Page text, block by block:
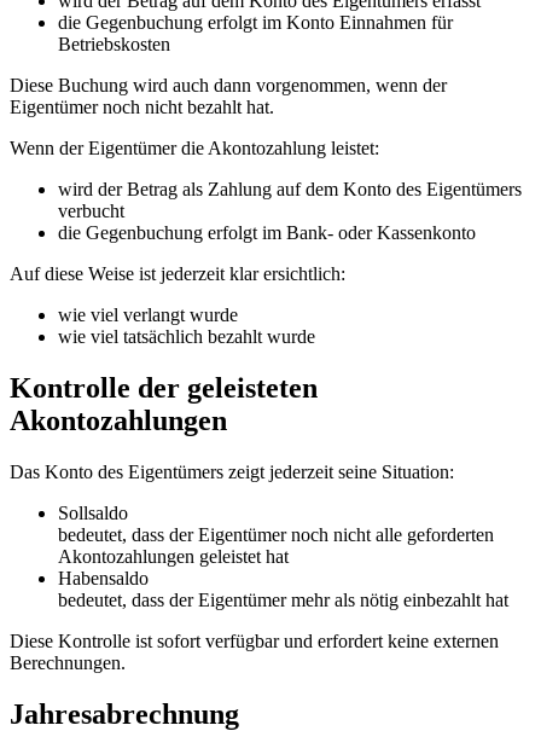
die Gegenbuchung erfolgt im Konto Einnahmen für
Betriebskosten
Diese Buchung wird auch dann vorgenommen, wenn der
Eigentümer noch nicht bezahlt hat.
Wenn der Eigentümer die Akontozahlung leistet:
wird der Betrag als Zahlung auf dem Konto des Eigentümers
verbucht
die Gegenbuchung erfolgt im Bank- oder Kassenkonto
Auf diese Weise ist jederzeit klar ersichtlich:
wie viel verlangt wurde
wie viel tatsächlich bezahlt wurde
Kontrolle der geleisteten
Akontozahlungen
Das Konto des Eigentümers zeigt jederzeit seine Situation:
Sollsaldo
bedeutet, dass der Eigentümer noch nicht alle geforderten
Akontozahlungen geleistet hat
Habensaldo
bedeutet, dass der Eigentümer mehr als nötig einbezahlt hat
Diese Kontrolle ist sofort verfügbar und erfordert keine externen
Berechnungen.
Jahresabrechnung